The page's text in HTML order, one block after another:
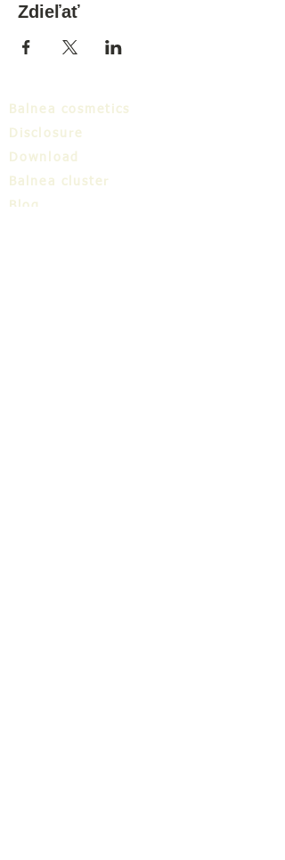
Zdieľať
Balnea cosmetics
Disclosure
Download
Balnea cluster
Blog